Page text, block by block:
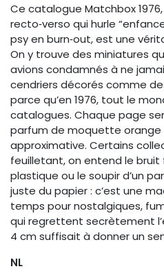
Ce catalogue Matchbox
recto‑verso qui hurle
psy en burn‑out, est une
On y trouve des miniatures
avions condamnés à ne
cendriers décorés comme
parce qu’en 1976, tout le
catalogues. Chaque page
parfum de moquette
approximative. Certains
feuilletant, on entend le bruit
plastique ou le soupir d’un
juste du papier : c’est une
temps pour nostalgiques,
qui regrettent secrètement
4 cm suffisait à donner un
NL